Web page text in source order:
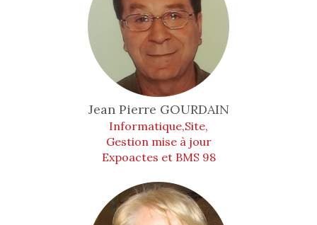
Jean Pierre GOURDAIN
Informatique,Site,
Gestion mise à jour
Expoactes et BMS 98